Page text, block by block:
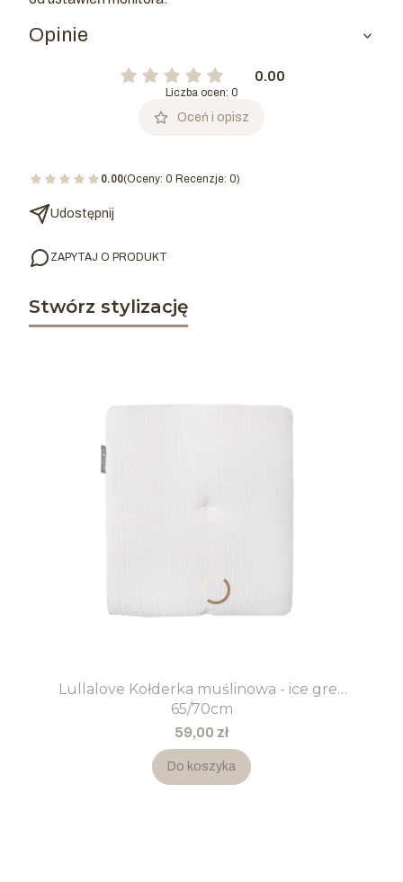
Opinie
0.00
Liczba ocen: 0
Oceń i opisz
0.00(Oceny: 0 Recenzje: 0)
Udostępnij
ZAPYTAJ O PRODUKT
Stwórz stylizację
Lullalove Kołderka muślinowa - ice grey
65/70cm
Cena
59,00 zł
Do koszyka